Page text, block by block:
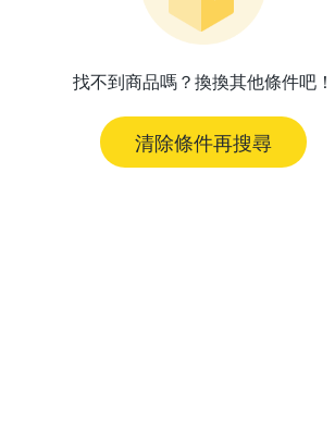
找不到商品嗎？換換其他條件吧！
清除條件再搜尋